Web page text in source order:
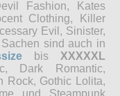
Fashion, Kates
Clothing, Killer
Evil, Sinister,
sind auch in
bis XXXXXL
Dark Romantic,
Rock, Gothic Lolita,
und Steampunk